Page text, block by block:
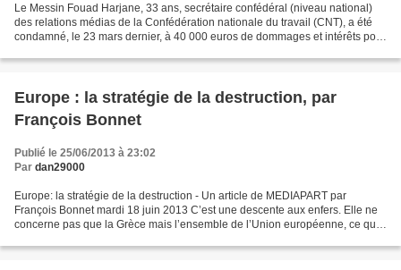
Le Messin Fouad Harjane, 33 ans, secrétaire confédéral (niveau national)
des relations médias de la Confédération nationale du travail (CNT), a été
condamné, le 23 mars dernier, à 40 000 euros de dommages et intérêts pour
Europe : la stratégie de la destruction, par
François Bonnet
Publié le 25/06/2013 à 23:02
Par dan29000
Europe: la stratégie de la destruction - Un article de MEDIAPART par
François Bonnet mardi 18 juin 2013 C’est une descente aux enfers. Elle ne
concerne pas que la Grèce mais l’ensemble de l’Union européenne, ce qu’il